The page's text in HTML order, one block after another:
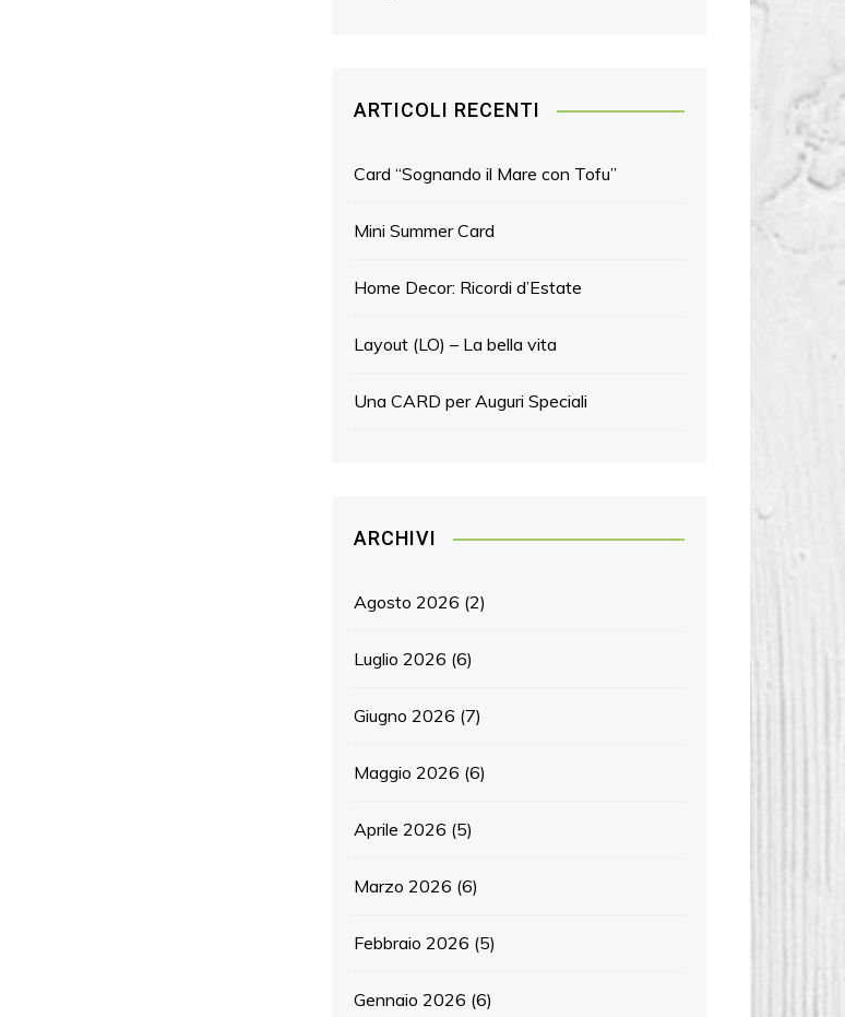
ARTICOLI RECENTI
Card “Sognando il Mare con Tofu”
Mini Summer Card
Home Decor: Ricordi d’Estate
Layout (LO) – La bella vita
Una CARD per Auguri Speciali
ARCHIVI
Agosto 2026 (2)
Luglio 2026 (6)
Giugno 2026 (7)
Maggio 2026 (6)
Aprile 2026 (5)
Marzo 2026 (6)
Febbraio 2026 (5)
Gennaio 2026 (6)